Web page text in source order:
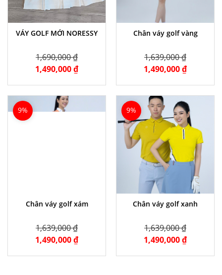
VÁY GOLF MỚI NORESSY
1,690,000 ₫
1,490,000 ₫
Chân váy golf vàng
1,639,000 ₫
1,490,000 ₫
9%
Chân váy golf xám
1,639,000 ₫
1,490,000 ₫
9%
Chân váy golf xanh
1,639,000 ₫
1,490,000 ₫